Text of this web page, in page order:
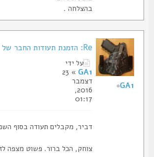
בהצלחה .
Re: הזמנת תעודות החבר של הסליק
על ידי
GA1
» 23
דצמבר
2016,
01:17
דביר, מקבלים תעודה בסוף השנה?
צוחק, הכל ברור. פשוט מצפה לזה,